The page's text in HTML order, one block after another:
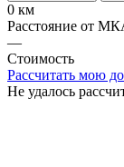
0 км
Расстояние от
—
Стоимость
Рассчитать мою
Не удалось